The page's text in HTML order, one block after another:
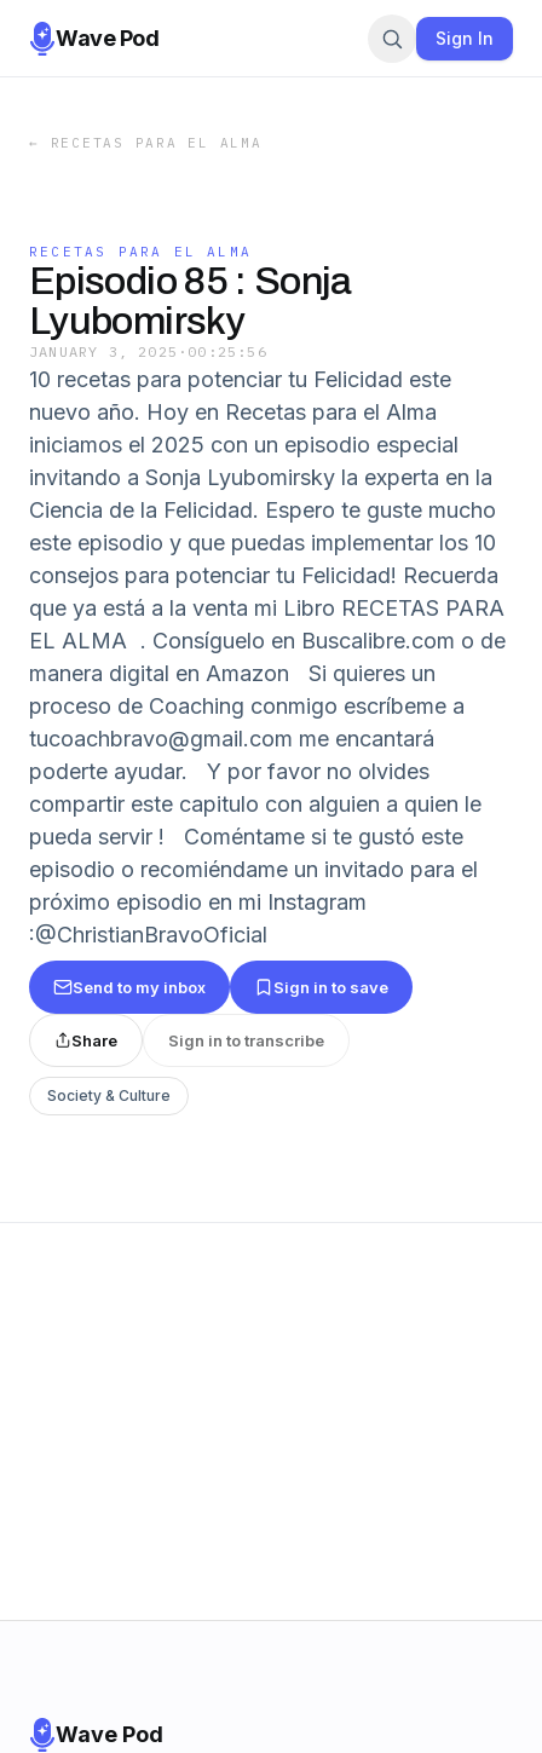
Wave Pod Sign In
← RECETAS PARA EL ALMA
RECETAS PARA EL ALMA
Episodio 85 : Sonja
Lyubomirsky
JANUARY 3, 2025 · 00:25:56
10 recetas para potenciar tu Felicidad este
nuevo año. Hoy en Recetas para el Alma
iniciamos el 2025 con un episodio especial
invitando a Sonja Lyubomirsky la experta en la
Ciencia de la Felicidad. Espero te guste mucho
este episodio y que puedas implementar los 10
consejos para potenciar tu Felicidad! Recuerda
que ya está a la venta mi Libro RECETAS PARA
EL ALMA . Consíguelo en Buscalibre.com o de
manera digital en Amazon Si quieres un
proceso de Coaching conmigo escríbeme a
tucoachbravo@gmail.com me encantará
poderte ayudar. Y por favor no olvides
compartir este capitulo con alguien a quien le
pueda servir ! Coméntame si te gustó este
episodio o recomiéndame un invitado para el
próximo episodio en mi Instagram
:@ChristianBravoOficial
Send to my inbox Sign in to save
Share Sign in to transcribe
Society & Culture
Wave Pod